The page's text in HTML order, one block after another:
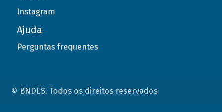
Instagram
Ajuda
Perguntas frequentes
© BNDES. Todos os direitos reservados